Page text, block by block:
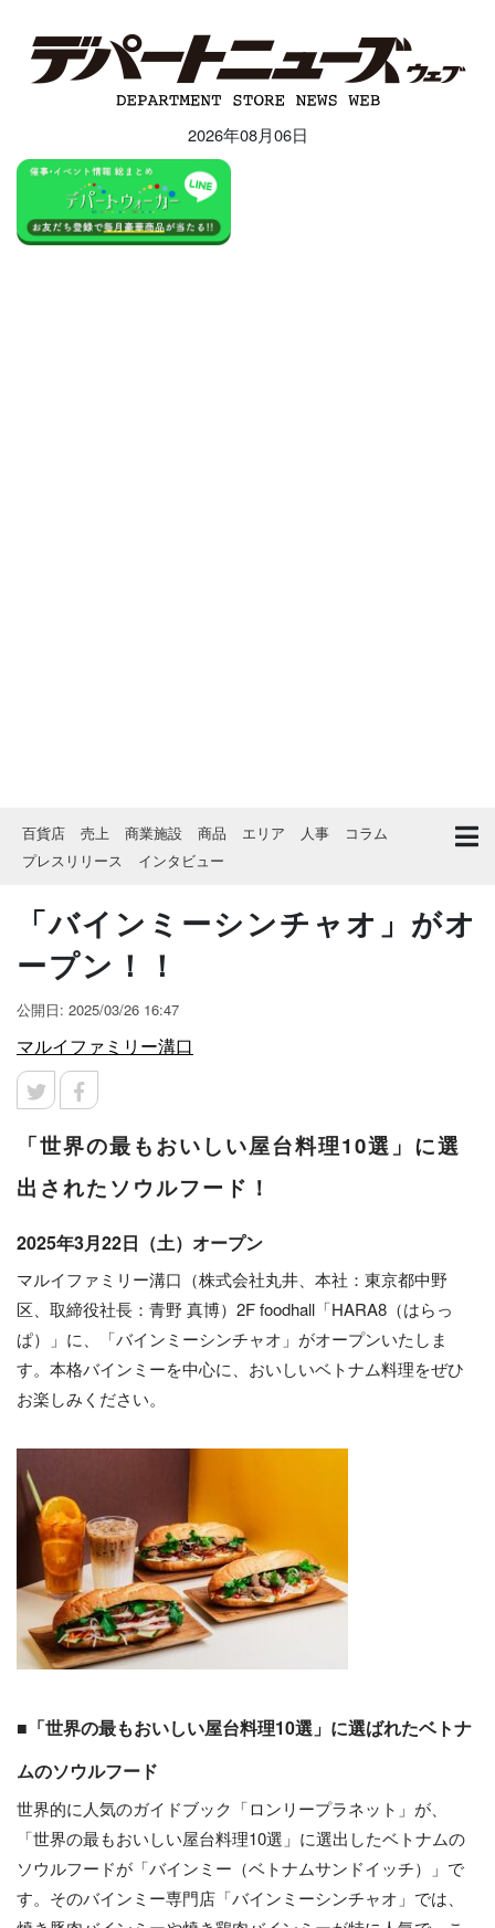
2026年08月06日
百貨店 売上 商業施設 商品 エリア 人事
コラム
プレスリリース
インタビュー
「バインミーシンチャオ」がオ
ープン！！
公開日: 2025/03/26 16:47
マルイファミリー溝口
「世界の最もおいしい屋台料理10選」に選
出されたソウルフード！
2025年3月22日（土）オープン
マルイファミリー溝口（株式会社丸井、本社：東京都中野
区、取締役社長：青野 真博）2F foodhall「HARA8（はらっ
ぱ）」に、「バインミーシンチャオ」がオープンいたしま
す。本格バインミーを中心に、おいしいベトナム料理をぜひ
お楽しみください。
■「世界の最もおいしい屋台料理10選」に選ばれたベトナ
ムのソウルフード
世界的に人気のガイドブック「ロンリープラネット」が、
「世界の最もおいしい屋台料理10選」に選出したベトナムの
ソウルフードが「バインミー（ベトナムサンドイッチ）」で
す。そのバインミー専門店「バインミーシンチャオ」では、